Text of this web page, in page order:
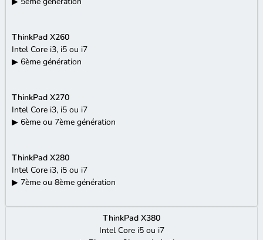
ThinkPad X260
Intel Core i3, i5 ou i7
▶ 6ème génération
ThinkPad X270
Intel Core i3, i5 ou i7
▶ 6ème ou 7ème génération
ThinkPad X280
Intel Core i3, i5 ou i7
▶ 7ème ou 8ème génération
ThinkPad X380
Intel Core i5 ou i7